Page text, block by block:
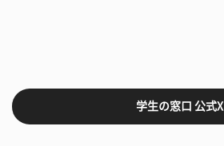
学生の窓口 公式X